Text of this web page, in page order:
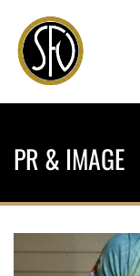
PR & IMAGE